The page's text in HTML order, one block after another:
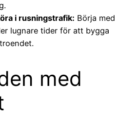
i rusningstrafik: Börja med
lugnare tider för att bygga
med